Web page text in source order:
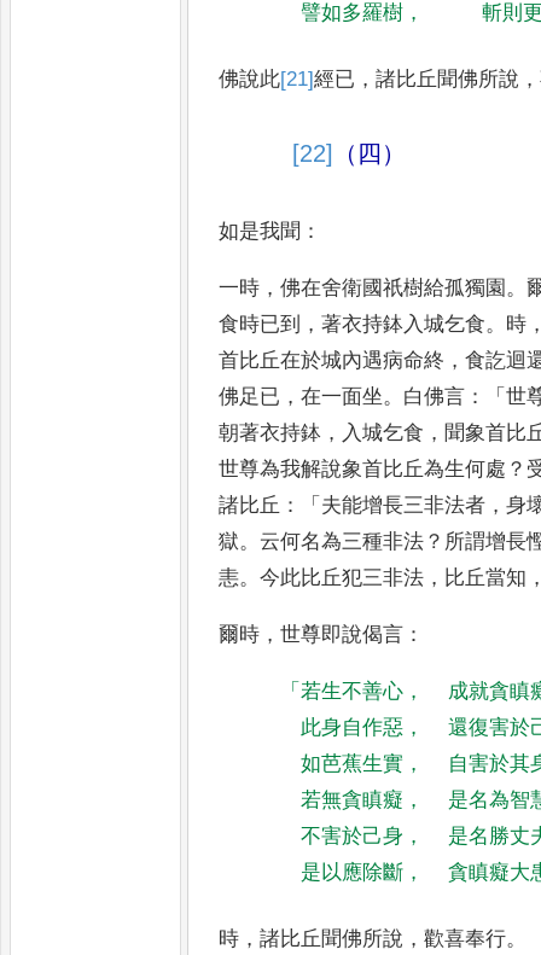
譬如多羅樹 ， 斬則
佛說此[21]經已 ，諸比丘聞佛所說 ，
[22] （四）
如是我聞 ：
一時 ，佛在舍衛國祇樹給孤獨園。
食時已到 ，著衣持鉢入城乞食。 時
首比丘在於城內遇病命終 ，食訖迴
佛足已 ，在一面坐。 白佛言 ：「世
朝著衣持鉢 ， 入城乞食 ， 聞象首比
世尊為我解說象首比丘為生何處 ？
諸比丘 ：「 夫能增長三非法者 ，身
獄。 云何名為三種非法 ？ 所謂增長
恚。今此比丘犯三非法 ， 比丘當知
爾時 ，世尊即說偈言 ：
「若生不善心 ，
成就貪瞋
此身自作惡 ，
還復害於
如芭蕉生實 ，
自害於其
若無貪瞋癡 ，
是名為智
不害於己身 ，
是名勝丈
是以應除斷 ， 貪瞋癡大
時 ，諸比丘聞佛所說 ，歡喜奉行。